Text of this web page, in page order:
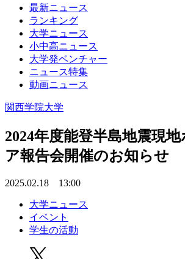
最新ニュース
ランキング
大学ニュース
小中高ニュース
大学発ベンチャー
ニュース特集
動画ニュース
関西学院大学
2024年度能登半島地震現
ア報告会開催のお知らせ
2025.02.18 13:00
大学ニュース
イベント
学生の活動